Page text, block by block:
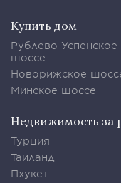
Купить дом
Рублево-Успенское
шоссе
Новорижское
Минское шоссе
Недвижимость за
Турция
Таиланд
Пхукет